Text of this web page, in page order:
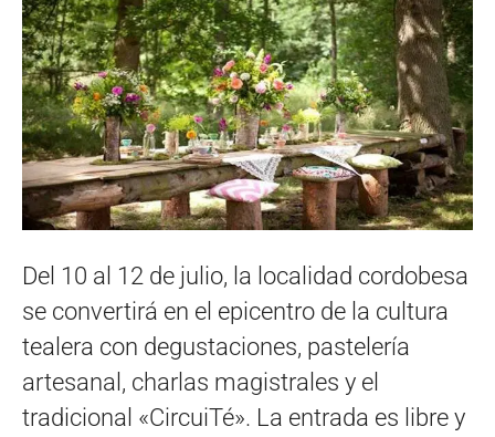
Del 10 al 12 de julio, la localidad cordobesa
se convertirá en el epicentro de la cultura
tealera con degustaciones, pastelería
artesanal, charlas magistrales y el
tradicional «CircuiTé». La entrada es libre y